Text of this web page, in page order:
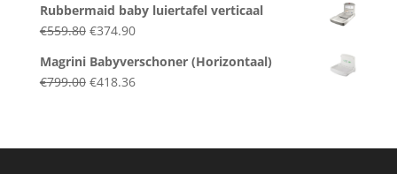
was:
€559.80.
is:
€374.90.
Rubbermaid baby luiertafel verticaal
€559.80 Original
was:
€559.80.
€374.90Current
is:
€374.90.
Magrini Babyverschoner (Horizontaal)
€799.00 Original
€418.36Current